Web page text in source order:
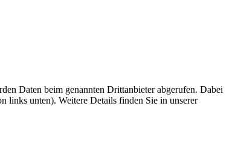
Daten beim genannten Drittanbieter abgerufen. Dabei
links unten). Weitere Details finden Sie in unserer